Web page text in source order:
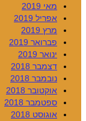
מאי 2019
אפריל 2019
מרץ 2019
פברואר 2019
ינואר 2019
דצמבר 2018
נובמבר 2018
אוקטובר 2018
ספטמבר 2018
אוגוסט 2018